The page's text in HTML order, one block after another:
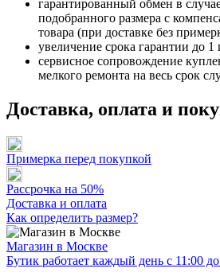
гарантированный обмен в
подобранного размера с
товара (при доставке без
увеличение срока гарантии до 1
сервисное сопровождение
мелкого ремонта на весь срок
Доставка, оплата и
Примерка перед покупкой
Рассрочка на 50%
Доставка и оплата
Как определить размер?
Магазин в Москве
Бутик работает каждый день с 11:00